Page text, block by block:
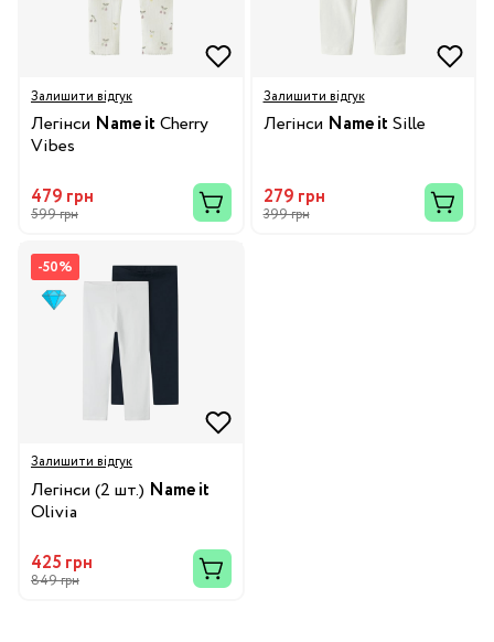
Залишити відгук
Легінси Name it Cherry
Vibes
479 грн
599 грн
Залишити відгук
Легінси Name it Sille
279 грн
399 грн
-50%
Залишити відгук
Легінси (2 шт.) Name it
Olivia
425 грн
849 грн